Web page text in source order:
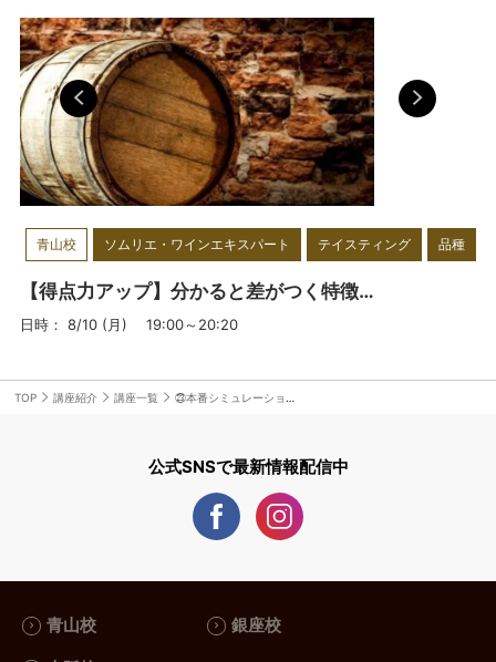
じたことや、ソムリエバッチを付けた
先輩がワインを選んで、お客様に説明
をする姿があまりに格好良かったの
で、その先輩のおすすめのアカデミ
ー・デュ・ヴァンに通いました。その
時のワクワク、キラキラした熱い思い
は、今でも忘れません。ですから通っ
分析だけでなく、料理とのマリアージ
など、私が今まで学んできたすべてを
お伝えするようにしています。つま
は、ワインだけでなく、それを取り囲
す。そこから生み出されたファイン・
ワイン（希少性の高いワイン）しか扱
わない研究科「コンセルヴァシオン」
ロングラン人気セミナーになりまし
ンスワイン研修」、「マリアージュの
青山校 ソムリエ・ワインエキスパート テイスティング 品種
【得点力アップ】分かると差がつく特徴香を徹底解説：樽香
日時： 8/10 (月) 19:00～20:20
TOP 講座紹介 講座一覧 ㉓本番シミュレーション④
公式SNSで最新情報配信中
青山校 銀座校